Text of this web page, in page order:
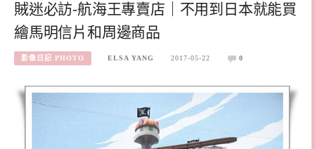
賊迷必訪-航海王專賣店｜不用到日本就能買
繪馬明信片和周邊商品
影像日記 PHOTO ELSA YANG 2017-05-22 0